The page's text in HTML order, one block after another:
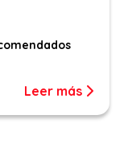
Leer más